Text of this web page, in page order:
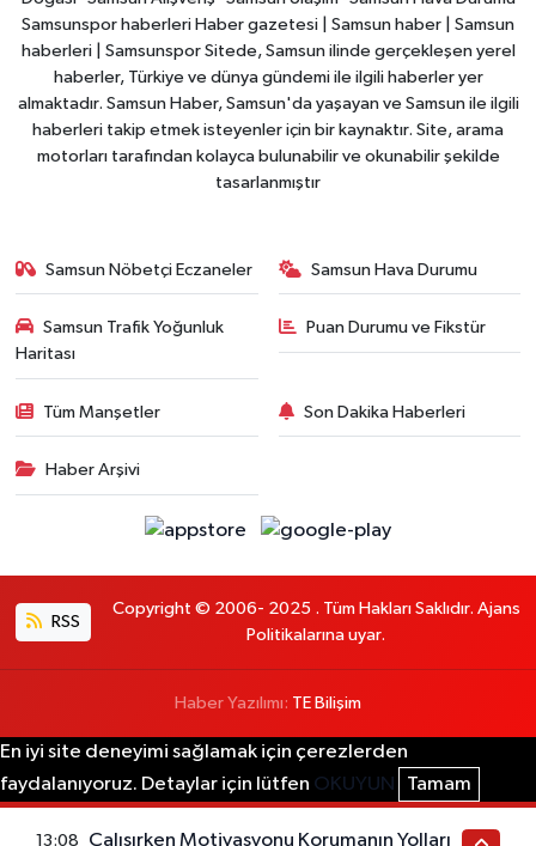
Samsunspor haberleri Haber gazetesi | Samsun haber | Samsun
haberleri | Samsunspor Sitede, Samsun ilinde gerçekleşen yerel
haberler, Türkiye ve dünya gündemi ile ilgili haberler yer
almaktadır. Samsun Haber, Samsun'da yaşayan ve Samsun ile ilgili
haberleri takip etmek isteyenler için bir kaynaktır. Site, arama
motorları tarafından kolayca bulunabilir ve okunabilir şekilde
tasarlanmıştır
Samsun Nöbetçi Eczaneler Samsun Hava Durumu
Samsun Trafik Yoğunluk
Haritası
Puan Durumu ve Fikstür
Tüm Manşetler Son Dakika Haberleri
Haber Arşivi
RSS
Copyright © 2006- 2025 . Tüm Hakları Saklıdır. Ajans
Politikalarına uyar.
Haber Yazılımı: TE Bilişim
En iyi site deneyimi sağlamak için çerezlerden
faydalanıyoruz. Detaylar için lütfen OKUYUN Tamam
13:08 Çalışırken Motivasyonu Korumanın Yolları